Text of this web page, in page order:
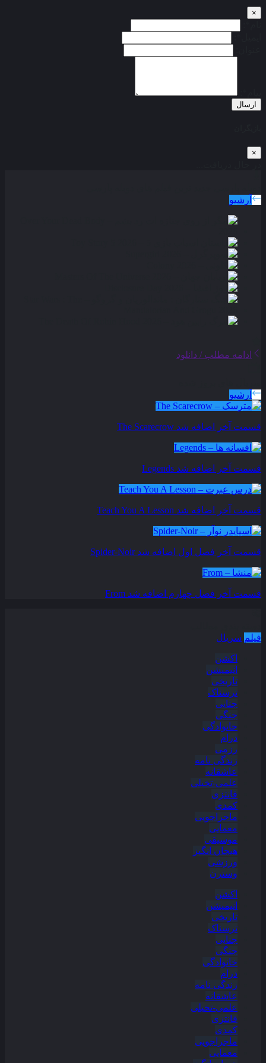
×
ارسال
×
آرشیو
ادامه مطلب / دانلود
آرشیو
قسمت آخر اضافه شد The Scarecrow
قسمت آخر اضافه شد Legends
قسمت آخر اضافه شد Teach You A Lesson
قسمت آخر فصل اول اضافه شد Spider-Noir
قسمت آخر فصل چهارم اضافه شد From
فیلم سریال
اکشن
انیمیشن
تاریخی
ترسناک
جنایی
جنگی
خانوادگی
درام
رزمی
زندگی نامه
عاشقانه
علمی-تخیلی
فانتزی
کمدی
ماجراجویی
معمایی
موسیقی
هیجان انگیز
ورزشی
وسترن
اکشن
انیمیشن
تاریخی
ترسناک
جنایی
جنگی
خانوادگی
درام
زندگی نامه
عاشقانه
علمی-تخیلی
فانتزی
کمدی
ماجراجویی
معمایی